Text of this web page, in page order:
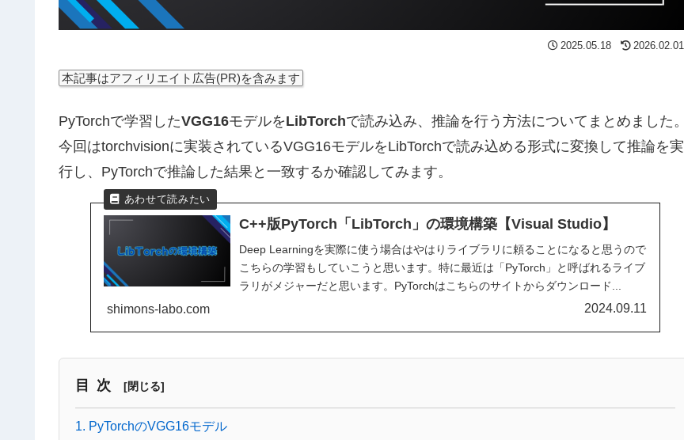
2025.05.18 2026.02.01
本記事はアフィリエイト広告(PR)を含みます
PyTorchで学習したVGG16モデルをLibTorchで読み込み、推論を行う方法についてまとめました。
今回はtorchvisionに実装されているVGG16モデルをLibTorchで読み込める形式に変換して推論を実
行し、PyTorchで推論した結果と一致するか確認してみます。
C++版PyTorch「LibTorch」の環境構築【Visual Studio】
Deep Learningを実際に使う場合はやはりライブラリに頼ることになると思うので
こちらの学習もしていこうと思います。特に最近は「PyTorch」と呼ばれるライブ
ラリがメジャーだと思います。PyTorchはこちらのサイトからダウンロード...
shimons-labo.com 2024.09.11
目次
1. PyTorchのVGG16モデル